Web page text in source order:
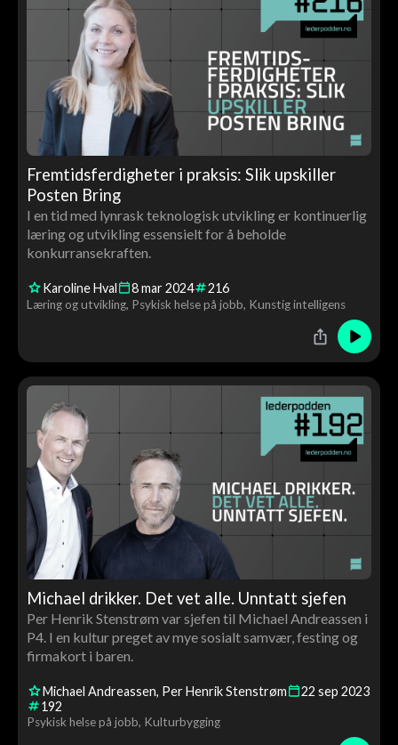
Fremtidsferdigheter i praksis: Slik upskiller
Posten Bring
I en tid med lynrask teknologisk utvikling er kontinuerlig
læring og utvikling essensielt for å beholde
konkurransekraften.
Karoline Hval 8mar2024 216
Læring og utvikling Psykisk helse på jobb Kunstig intelligens
Michael drikker. Det vet alle. Unntatt sjefen
Per Henrik Stenstrøm var sjefen til Michael Andreassen i
P4. I en kultur preget av mye sosialt samvær, festing og
firmakort i baren.
Michael Andreassen Per Henrik Stenstrøm 22 sep 2023
192
Psykisk helse på jobb Kulturbygging